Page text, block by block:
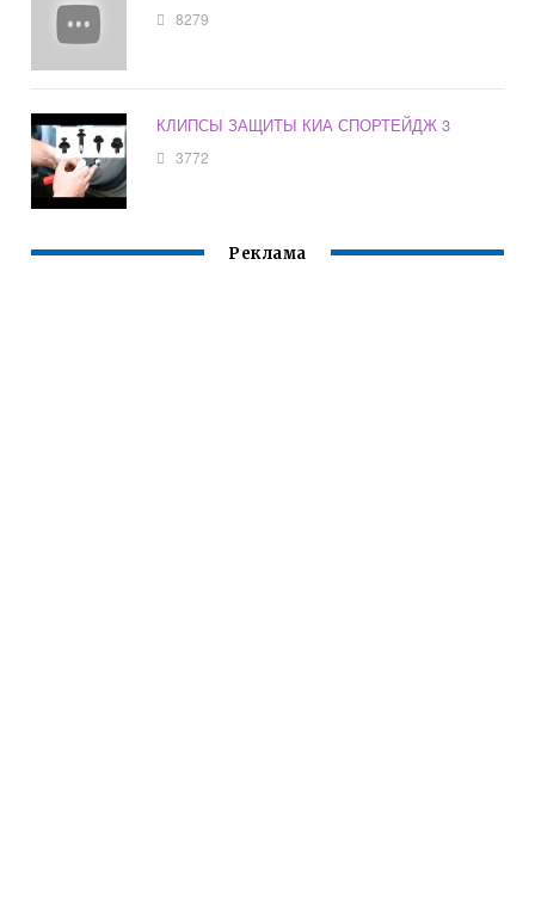
8279
КЛИПСЫ ЗАЩИТЫ КИА СПОРТЕЙДЖ 3
3772
Реклама